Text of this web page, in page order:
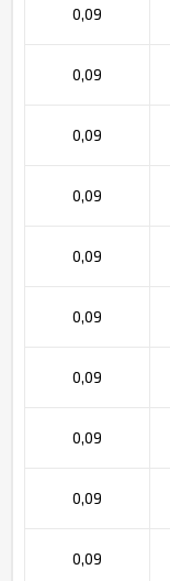
0,09
0,09
0,09
0,09
0,09
0,09
0,09
0,09
0,09
0,09